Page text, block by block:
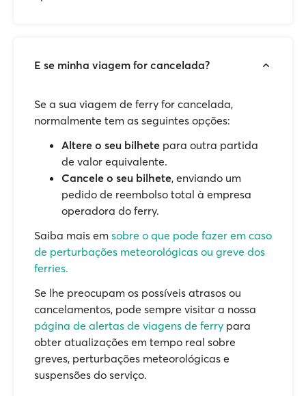
E se minha viagem for cancelada?
Se a sua viagem de ferry for cancelada,
normalmente tem as seguintes opções:
Altere o seu bilhete para outra partida
de valor equivalente.
Cancele o seu bilhete, enviando um
pedido de reembolso total à empresa
operadora do ferry.
Saiba mais em sobre o que pode fazer em caso
de perturbações meteorológicas ou greve dos
ferries.
Se lhe preocupam os possíveis atrasos ou
cancelamentos, pode sempre visitar a nossa
página de alertas de viagens de ferry para
obter atualizações em tempo real sobre
greves, perturbações meteorológicas e
suspensões do serviço.